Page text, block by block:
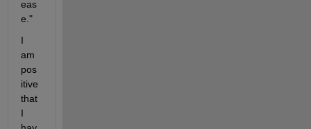
eas
e."
I
am
pos
itive
that
I